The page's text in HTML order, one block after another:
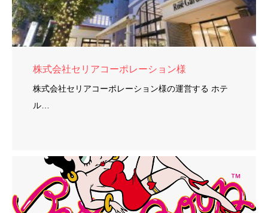
株式会社セリアコーポレーション様
株式会社セリアコーポレーション様の運営する ホテ
ル…